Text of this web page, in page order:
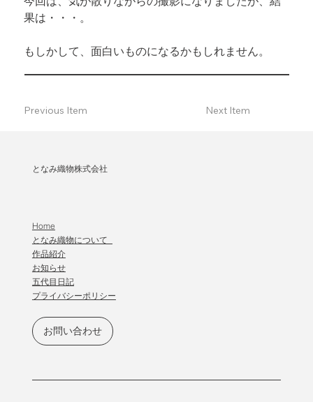
果は・・・。
もしかして、面白いものになるかもしれません。
Next Item
Previous Item
となみ織物株式会社
お問い合わせ
Home
となみ織物について
作品紹介
​お知らせ
五代目日記
プライバシーポリシー